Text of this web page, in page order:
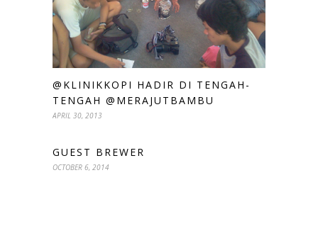
@KLINIKKOPI HADIR DI TENGAH-
TENGAH @MERAJUTBAMBU
APRIL 30, 2013
GUEST BREWER
OCTOBER 6, 2014